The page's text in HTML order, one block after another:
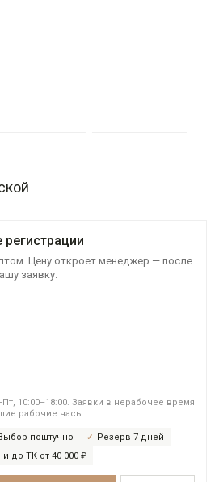
Цену откроет менеджер — после
заявку.
10:00–18:00. Заявки в нерабочее время
рабочие часы.
поштучно
Резерв 7 дней
до ТК от 40 000 ₽